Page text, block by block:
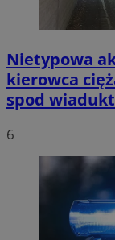
Nietypowa
kierowca
spod
6